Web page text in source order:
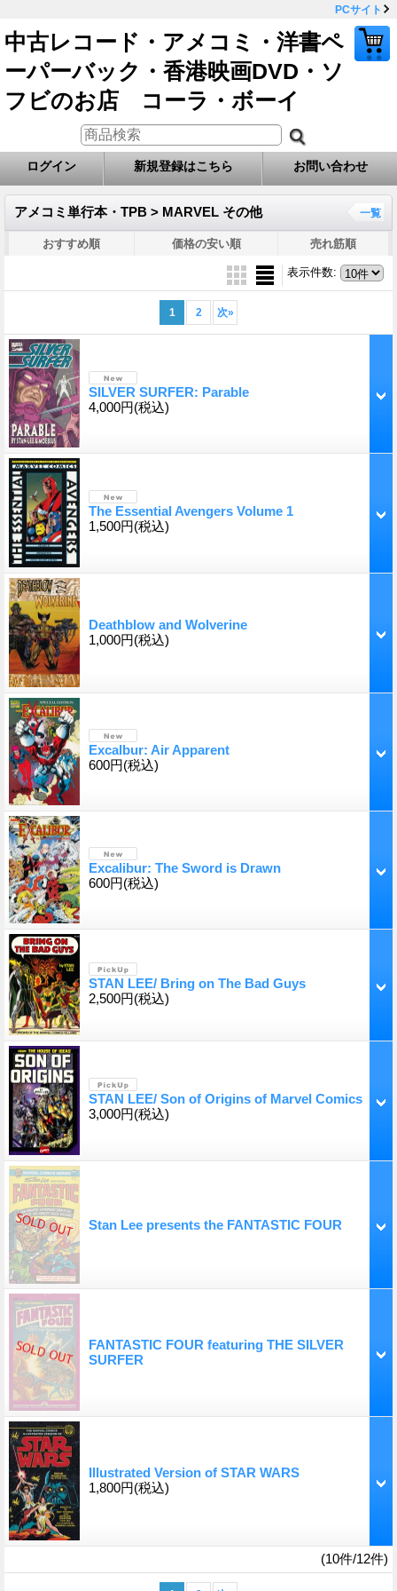
PCサイト
中古レコード・アメコミ・洋書ペ
ーパーバック・香港映画DVD・ソ
フビのお店 コーラ・ボーイ
ログイン 新規登録はこちら お問い合わせ
アメコミ単行本・TPB > MARVEL その他 一覧
おすすめ順 価格の安い順 売れ筋順
表示件数:
1 2 次»
SILVER SURFER: Parable
4,000円(税込)
The Essential Avengers Volume 1
1,500円(税込)
Deathblow and Wolverine
1,000円(税込)
Excalbur: Air Apparent
600円(税込)
Excalibur: The Sword is Drawn
600円(税込)
STAN LEE/ Bring on The Bad Guys
2,500円(税込)
STAN LEE/ Son of Origins of Marvel Comics
3,000円(税込)
Stan Lee presents the FANTASTIC FOUR
FANTASTIC FOUR featuring THE SILVER
SURFER
Illustrated Version of STAR WARS
1,800円(税込)
(10件/12件)